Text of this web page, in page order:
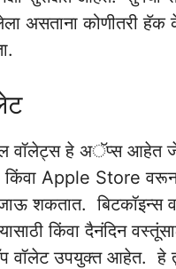
असताना कोणीतरी हॅक
वॉलेट्स हे अॅप्स आहेत
Apple Store
शकतात. बिटकॉइन्स
किंवा दैनंदिन
वॉलेट उपयुक्त आहेत. हे